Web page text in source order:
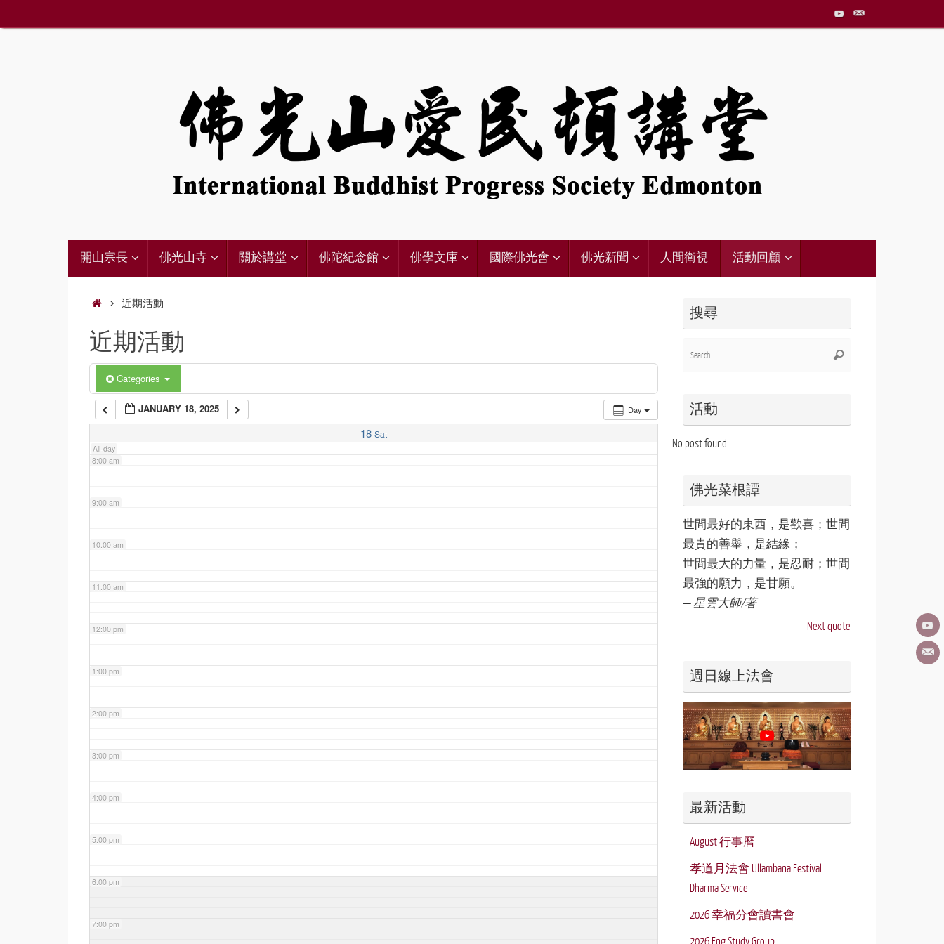
to
content
開山宗長 佛光山寺 關於講堂 佛陀紀念館 佛學文庫 國際佛光會 佛光新聞 人間衛視 活動回顧
Home近期活動
近期活動
Categories
Day
JANUARY 18, 2025
18 Sat
All-day
3:00 am
5:00 am
6:00 am
7:00 am
8:00 am
9:00 am
10:00 am
11:00 am
12:00 pm
1:00 pm
2:00 pm
3:00 pm
4:00 pm
5:00 pm
6:00 pm
7:00 pm
搜尋
Search
活動
No post found
佛光菜根譚
世間最好的東西，是歡喜；世間
最貴的善舉，是結緣；
世間最大的力量，是忍耐；世間
最強的願力，是甘願。
— 星雲大師/著
Next quote
週日線上法會
最新活動
August 行事曆
孝道月法會 Ullambana Festival
Dharma Service
2026 幸福分會讀書會